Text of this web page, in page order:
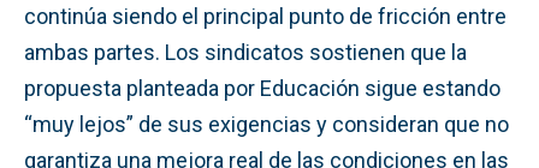
continúa siendo el principal punto de fricción entre
ambas partes. Los sindicatos sostienen que la
propuesta planteada por Educación sigue estando
“muy lejos” de sus exigencias y consideran que no
garantiza una mejora real de las condiciones en las